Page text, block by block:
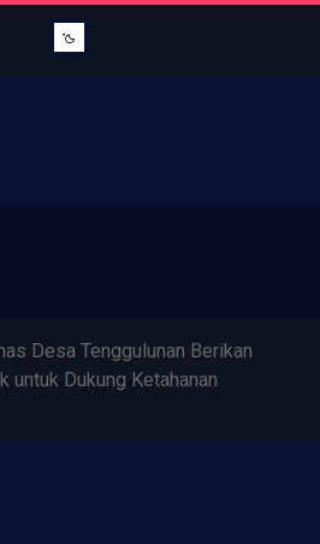
Desa Tenggulunan Berikan
untuk Dukung Ketahanan